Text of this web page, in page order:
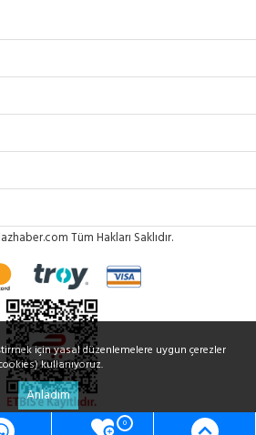
0
Tüm Hakları Saklıdır.
için yasal düzenlemelere uygun çerezler
kullanıyoruz.
Anladım